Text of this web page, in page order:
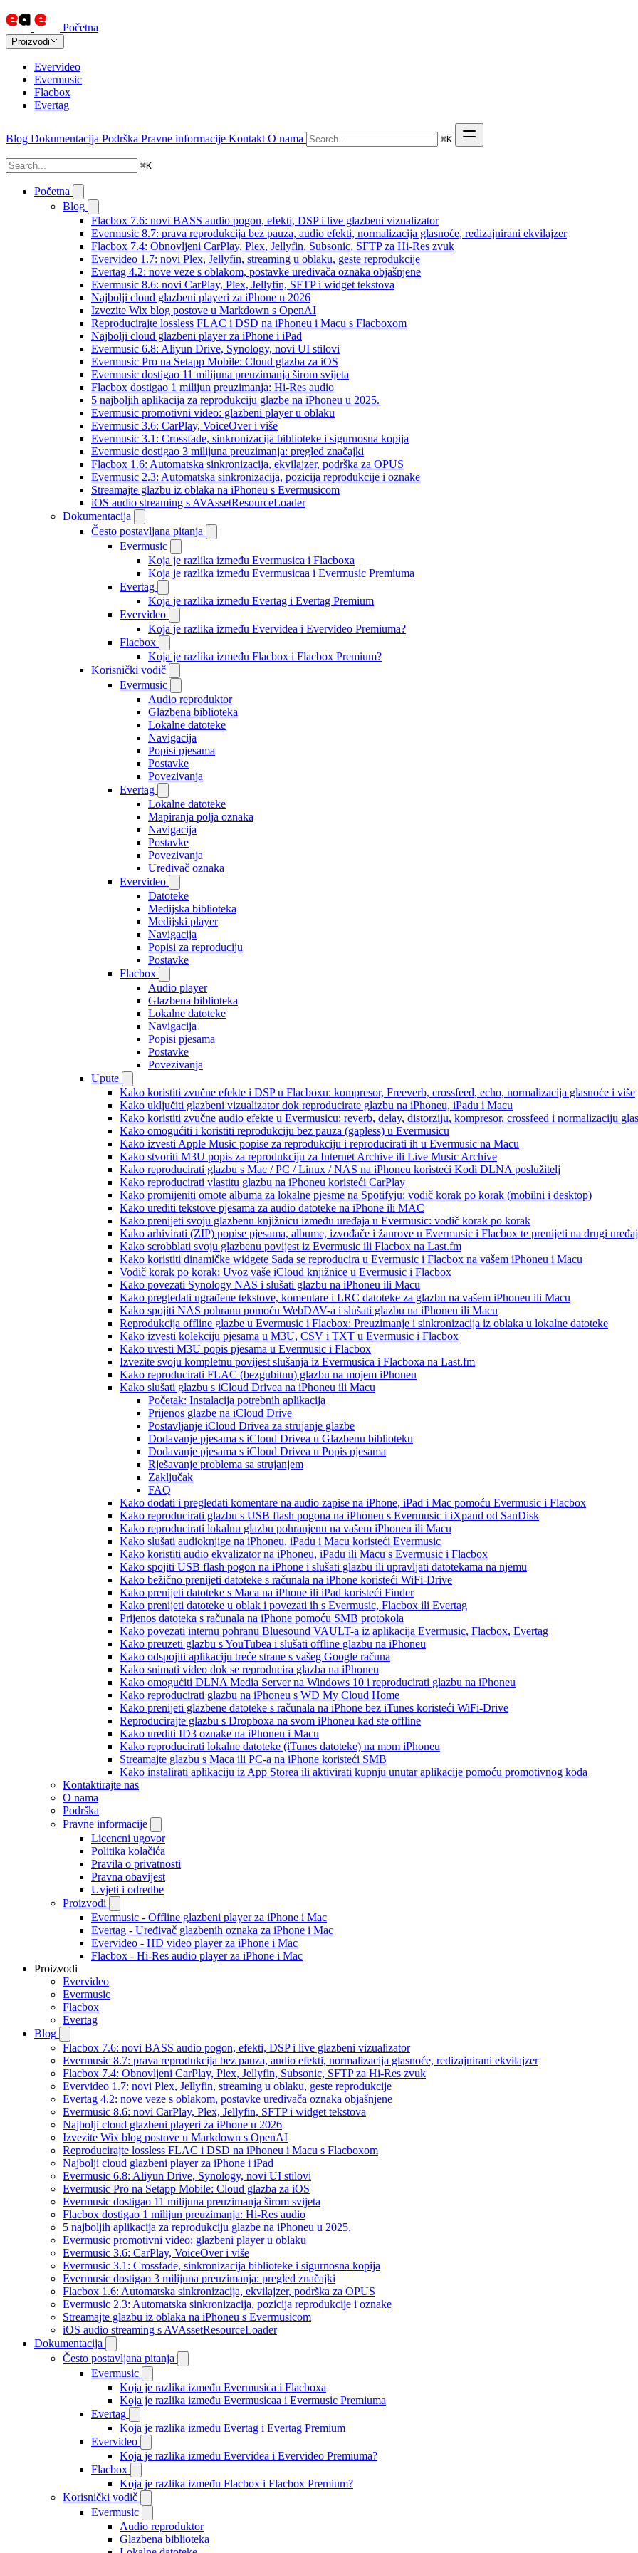
Početna
Proizvodi
Evervideo
Evermusic
Flacbox
Evertag
Blog Dokumentacija Podrška Pravne informacije Kontakt O nama ⌘K
⌘K
Početna
Blog
Flacbox 7.6: novi BASS audio pogon, efekti, DSP i live glazbeni vizualizator
Evermusic 8.7: prava reprodukcija bez pauza, audio efekti, normalizacija glasnoće, redizajnirani ekvilajzer
Flacbox 7.4: Obnovljeni CarPlay, Plex, Jellyfin, Subsonic, SFTP za Hi-Res zvuk
Evervideo 1.7: novi Plex, Jellyfin, streaming u oblaku, geste reprodukcije
Evertag 4.2: nove veze s oblakom, postavke uređivača oznaka objašnjene
Evermusic 8.6: novi CarPlay, Plex, Jellyfin, SFTP i widget tekstova
Najbolji cloud glazbeni playeri za iPhone u 2026
Izvezite Wix blog postove u Markdown s OpenAI
Reproducirajte lossless FLAC i DSD na iPhoneu i Macu s Flacboxom
Najbolji cloud glazbeni player za iPhone i iPad
Evermusic 6.8: Aliyun Drive, Synology, novi UI stilovi
Evermusic Pro na Setapp Mobile: Cloud glazba za iOS
Evermusic dostigao 11 milijuna preuzimanja širom svijeta
Flacbox dostigao 1 milijun preuzimanja: Hi-Res audio
5 najboljih aplikacija za reprodukciju glazbe na iPhoneu u 2025.
Evermusic promotivni video: glazbeni player u oblaku
Evermusic 3.6: CarPlay, VoiceOver i više
Evermusic 3.1: Crossfade, sinkronizacija biblioteke i sigurnosna kopija
Evermusic dostigao 3 milijuna preuzimanja: pregled značajki
Flacbox 1.6: Automatska sinkronizacija, ekvilajzer, podrška za OPUS
Evermusic 2.3: Automatska sinkronizacija, pozicija reprodukcije i oznake
Streamajte glazbu iz oblaka na iPhoneu s Evermusicom
iOS audio streaming s AVAssetResourceLoader
Dokumentacija
Često postavljana pitanja
Evermusic
Koja je razlika između Evermusica i Flacboxa
Koja je razlika između Evermusicaa i Evermusic Premiuma
Evertag
Koja je razlika između Evertag i Evertag Premium
Evervideo
Koja je razlika između Evervidea i Evervideo Premiuma?
Flacbox
Koja je razlika između Flacbox i Flacbox Premium?
Korisnički vodič
Evermusic
Audio reproduktor
Glazbena biblioteka
Lokalne datoteke
Navigacija
Popisi pjesama
Postavke
Povezivanja
Evertag
Lokalne datoteke
Mapiranja polja oznaka
Navigacija
Postavke
Povezivanja
Uređivač oznaka
Evervideo
Datoteke
Medijska biblioteka
Medijski player
Navigacija
Popisi za reproduciju
Postavke
Flacbox
Audio player
Glazbena biblioteka
Lokalne datoteke
Navigacija
Popisi pjesama
Postavke
Povezivanja
Upute
Kako koristiti zvučne efekte i DSP u Flacboxu: kompresor, Freeverb, crossfeed, echo, normalizacija glasnoće i više
Kako uključiti glazbeni vizualizator dok reproducirate glazbu na iPhoneu, iPadu i Macu
Kako koristiti zvučne audio efekte u Evermusicu: reverb, delay, distorziju, kompresor, crossfeed i normalizaciju
Kako omogućiti i koristiti reprodukciju bez pauza (gapless) u Evermusicu
Kako izvesti Apple Music popise za reprodukciju i reproducirati ih u Evermusic na Macu
Kako stvoriti M3U popis za reprodukciju za Internet Archive ili Live Music Archive
Kako reproducirati glazbu s Mac / PC / Linux / NAS na iPhoneu koristeći Kodi DLNA poslužitelj
Kako reproducirati vlastitu glazbu na iPhoneu koristeći CarPlay
Kako promijeniti omote albuma za lokalne pjesme na Spotifyju: vodič korak po korak (mobilni i desktop)
Kako urediti tekstove pjesama za audio datoteke na iPhone ili MAC
Kako prenijeti svoju glazbenu knjižnicu između uređaja u Evermusic: vodič korak po korak
Kako arhivirati (ZIP) popise pjesama, albume, izvođače i žanrove u Evermusic i Flacbox te prenijeti na drugi uređaj
Kako scrobblati svoju glazbenu povijest iz Evermusic ili Flacbox na Last.fm
Kako koristiti dinamičke widgete Sada se reproducira u Evermusic i Flacbox na vašem iPhoneu i Macu
Vodič korak po korak: Uvoz vaše iCloud knjižnice u Evermusic i Flacbox
Kako povezati Synology NAS i slušati glazbu na iPhoneu ili Macu
Kako pregledati ugrađene tekstove, komentare i LRC datoteke za glazbu na vašem iPhoneu ili Macu
Kako spojiti NAS pohranu pomoću WebDAV-a i slušati glazbu na iPhoneu ili Macu
Reprodukcija offline glazbe u Evermusic i Flacbox: Preuzimanje i sinkronizacija iz oblaka u lokalne datoteke
Kako izvesti kolekciju pjesama u M3U, CSV i TXT u Evermusic i Flacbox
Kako uvesti M3U popis pjesama u Evermusic i Flacbox
Izvezite svoju kompletnu povijest slušanja iz Evermusica i Flacboxa na Last.fm
Kako reproducirati FLAC (bezgubitnu) glazbu na mojem iPhoneu
Kako slušati glazbu s iCloud Drivea na iPhoneu ili Macu
Početak: Instalacija potrebnih aplikacija
Prijenos glazbe na iCloud Drive
Postavljanje iCloud Drivea za strujanje glazbe
Dodavanje pjesama s iCloud Drivea u Glazbenu biblioteku
Dodavanje pjesama s iCloud Drivea u Popis pjesama
Rješavanje problema sa strujanjem
Zaključak
FAQ
Kako dodati i pregledati komentare na audio zapise na iPhone, iPad i Mac pomoću Evermusic i Flacbox
Kako reproducirati glazbu s USB flash pogona na iPhoneu s Evermusic i iXpand od SanDisk
Kako reproducirati lokalnu glazbu pohranjenu na vašem iPhoneu ili Macu
Kako slušati audioknjige na iPhoneu, iPadu i Macu koristeći Evermusic
Kako koristiti audio ekvalizator na iPhoneu, iPadu ili Macu s Evermusic i Flacbox
Kako spojiti USB flash pogon na iPhone i slušati glazbu ili upravljati datotekama na njemu
Kako bežično prenijeti datoteke s računala na iPhone koristeći WiFi-Drive
Kako prenijeti datoteke s Maca na iPhone ili iPad koristeći Finder
Kako prenijeti datoteke u oblak i povezati ih s Evermusic, Flacbox ili Evertag
Prijenos datoteka s računala na iPhone pomoću SMB protokola
Kako povezati internu pohranu Bluesound VAULT-a iz aplikacija Evermusic, Flacbox, Evertag
Kako preuzeti glazbu s YouTubea i slušati offline glazbu na iPhoneu
Kako odspojiti aplikaciju treće strane s vašeg Google računa
Kako snimati video dok se reproducira glazba na iPhoneu
Kako omogućiti DLNA Media Server na Windows 10 i reproducirati glazbu na iPhoneu
Kako reproducirati glazbu na iPhoneu s WD My Cloud Home
Kako prenijeti glazbene datoteke s računala na iPhone bez iTunes koristeći WiFi-Drive
Reproducirajte glazbu s Dropboxa na svom iPhoneu kad ste offline
Kako urediti ID3 oznake na iPhoneu i Macu
Kako reproducirati lokalne datoteke (iTunes datoteke) na mom iPhoneu
Streamajte glazbu s Maca ili PC-a na iPhone koristeći SMB
Kako instalirati aplikaciju iz App Storea ili aktivirati kupnju unutar aplikacije pomoću promotivnog koda
Kontaktirajte nas
O nama
Podrška
Pravne informacije
Licencni ugovor
Politika kolačića
Pravila o privatnosti
Pravna obavijest
Uvjeti i odredbe
Proizvodi
Evermusic - Offline glazbeni player za iPhone i Mac
Evertag - Uređivač glazbenih oznaka za iPhone i Mac
Evervideo - HD video player za iPhone i Mac
Flacbox - Hi-Res audio player za iPhone i Mac
Proizvodi
Evervideo
Evermusic
Flacbox
Evertag
Blog
Flacbox 7.6: novi BASS audio pogon, efekti, DSP i live glazbeni vizualizator
Evermusic 8.7: prava reprodukcija bez pauza, audio efekti, normalizacija glasnoće, redizajnirani ekvilajzer
Flacbox 7.4: Obnovljeni CarPlay, Plex, Jellyfin, Subsonic, SFTP za Hi-Res zvuk
Evervideo 1.7: novi Plex, Jellyfin, streaming u oblaku, geste reprodukcije
Evertag 4.2: nove veze s oblakom, postavke uređivača oznaka objašnjene
Evermusic 8.6: novi CarPlay, Plex, Jellyfin, SFTP i widget tekstova
Najbolji cloud glazbeni playeri za iPhone u 2026
Izvezite Wix blog postove u Markdown s OpenAI
Reproducirajte lossless FLAC i DSD na iPhoneu i Macu s Flacboxom
Najbolji cloud glazbeni player za iPhone i iPad
Evermusic 6.8: Aliyun Drive, Synology, novi UI stilovi
Evermusic Pro na Setapp Mobile: Cloud glazba za iOS
Evermusic dostigao 11 milijuna preuzimanja širom svijeta
Flacbox dostigao 1 milijun preuzimanja: Hi-Res audio
5 najboljih aplikacija za reprodukciju glazbe na iPhoneu u 2025.
Evermusic promotivni video: glazbeni player u oblaku
Evermusic 3.6: CarPlay, VoiceOver i više
Evermusic 3.1: Crossfade, sinkronizacija biblioteke i sigurnosna kopija
Evermusic dostigao 3 milijuna preuzimanja: pregled značajki
Flacbox 1.6: Automatska sinkronizacija, ekvilajzer, podrška za OPUS
Evermusic 2.3: Automatska sinkronizacija, pozicija reprodukcije i oznake
Streamajte glazbu iz oblaka na iPhoneu s Evermusicom
iOS audio streaming s AVAssetResourceLoader
Dokumentacija
Često postavljana pitanja
Evermusic
Koja je razlika između Evermusica i Flacboxa
Koja je razlika između Evermusicaa i Evermusic Premiuma
Evertag
Koja je razlika između Evertag i Evertag Premium
Evervideo
Koja je razlika između Evervidea i Evervideo Premiuma?
Flacbox
Koja je razlika između Flacbox i Flacbox Premium?
Korisnički vodič
Evermusic
Audio reproduktor
Glazbena biblioteka